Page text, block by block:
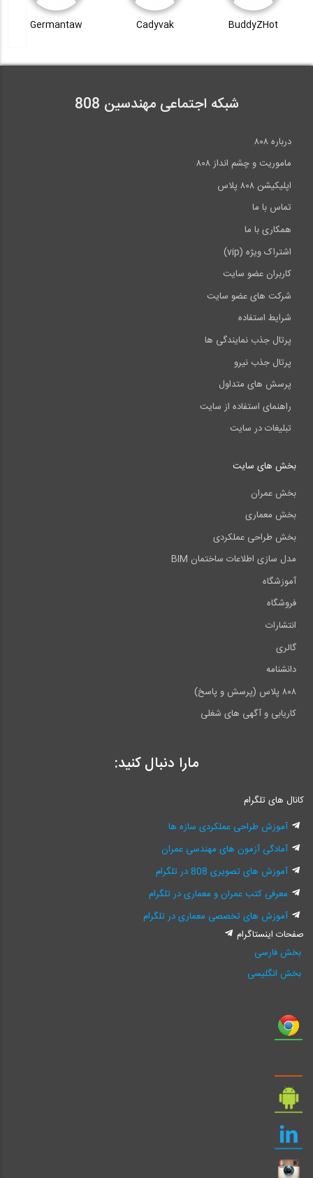
BuddyZHot
Cadyvak
Germantaw
شبکه اجتماعی مهندسین 808
درباره ۸۰۸
ماموریت و چشم انداز ۸۰۸
اپلیکیشن ۸۰۸ پلاس
تماس با ما
همکاری با ما
اشتراک ویژه (vip)
کاربران عضو سایت
شرکت های عضو سایت
شرایط استفاده
پرتال جذب نمایندگی ها
پرتال جذب نیرو
پرسش های متداول
راهنمای استفاده از سایت
تبلیغات در سایت
بخش های سایت
بخش عمران
بخش معماری
بخش طراحی عملکردی
مدل سازی اطلاعات ساختمان BIM
آموزشگاه
فروشگاه
انتشارات
گالری
دانشنامه
۸۰۸ پلاس (پرسش و پاسخ)
کاریابی و آگهی های شغلی
مارا دنبال کنید:
کانال های تلگرام
آموزش طراحی عملکردی سازه ها
آمادگی آزمون های مهندسی عمران
آموزش های تصویری 808 در تلگرام
معرفی کتب عمران و معماری در تلگرام
آموزش های تخصصی معماری در تلگرام
صفحات اینستاگرام
بخش فارسی
بخش انگلیسی